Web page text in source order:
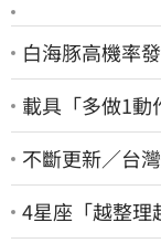
白海豚高機率
載具「多做1動
不斷更新／台
4星座「越整